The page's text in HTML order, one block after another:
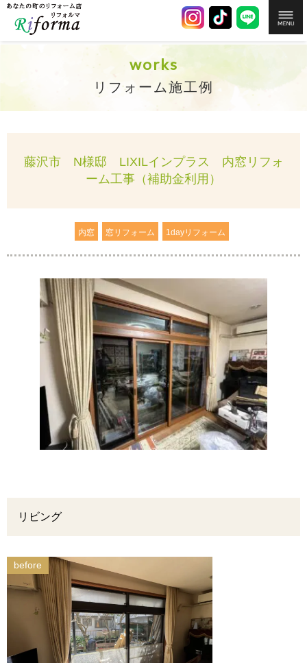
works
リフォーム施工例
藤沢市 N様邸 LIXILインプラス 内窓リフォ
ーム工事（補助金利用）
内窓 窓リフォーム 1dayリフォーム
リビング
before